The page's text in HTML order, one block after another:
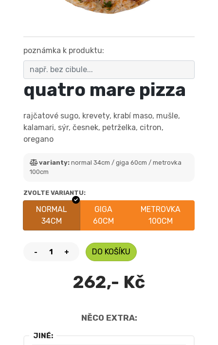
poznámka k produktu:
quatro mare pizza
rajčatové sugo, krevety, krabí maso, mušle,
kalamari, sýr, česnek, petrželka, citron,
oregano
varianty: normal 34cm / giga 60cm / metrovka
100cm
ZVOLTE VARIANTU:
NORMAL
34CM
GIGA
60CM
METROVKA
100CM
- + DO KOŠÍKU
262,- Kč
NĚCO EXTRA:
JINÉ: